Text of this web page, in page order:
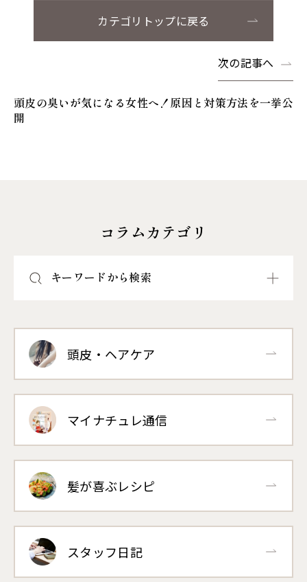
カテゴリトップに戻る
次の記事へ
頭皮の臭いが気になる女性へ！原因と対策方法を一挙公
開
コラムカテゴリ
キーワードから検索
頭皮・ヘアケア
マイナチュレ通信
髪が喜ぶレシピ
スタッフ日記